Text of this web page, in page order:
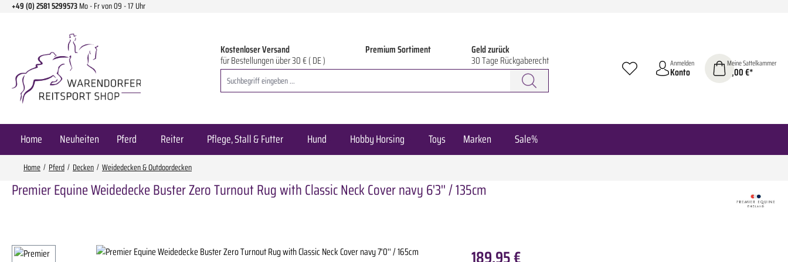
Hauptinhalt springen
Zur Suche springen
Zur Hauptnavigation springen
+49 (0) 2581 5299573Mo - Fr von 09 - 17 Uhr
Kostenloser Versand
für Bestellungen über 30 € ( DE )
Premium Sortiment Geld zurück
30 Tage Rückgaberecht Anmelden
Konto
Meine Sattelkammer
0,00 €*
Home Neuheiten Pferd Reiter Pflege, Stall & Futter Hund Hobby Horsing Toys Marken Sale%
Home Pferd Decken Weidedecken & Outdoordecken
Premier Equine Weidedecke Buster Zero Turnout Rug with Classic Neck Cover navy 6'3'' / 135cm
Bildergalerie überspringen